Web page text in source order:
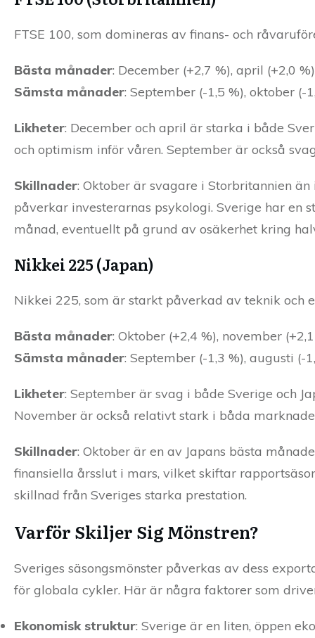
FTSE 100, som domineras av finans- och
Bästa månader: December (+2,7 %), april (+2,0
Sämsta månader: September (-1,5 %), oktober (-
Likheter: December och april är starka i både
och optimism inför våren. September är också
Skillnader: Oktober är svagare i Storbritannien
påverkar investerarnas psykologi. Sverige har en
månad, eventuellt på grund av osäkerhet kring
Nikkei 225 (Japan)
Nikkei 225, som är starkt påverkad av teknik och
Bästa månader: Oktober (+2,4 %), november
Sämsta månader: September (-1,3 %), augusti (-
Likheter: September är svag i både Sverige och
November är också relativt stark i båda
Skillnader: Oktober är en av Japans bästa
finansiella årsslut i mars, vilket skiftar
skillnad från Sveriges starka prestation.
Varför Skiljer Sig Mönstren?
Sveriges säsongsmönster påverkas av dess
för globala cykler. Här är några faktorer som
Ekonomisk struktur: Sverige är en liten, öppen